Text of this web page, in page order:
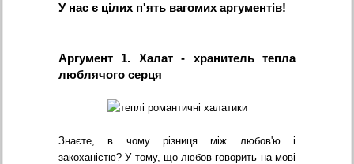
У нас є цілих п'ять вагомих аргументів!
Аргумент 1. Халат - хранитель тепла
люблячого серця
Знаєте, в чому різниця між любов'ю і
закоханістю? У тому, що любов говорить на мові